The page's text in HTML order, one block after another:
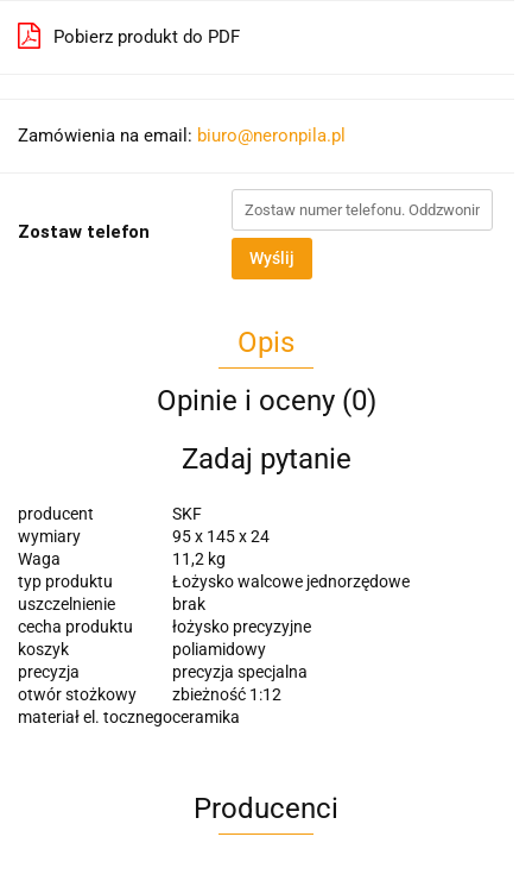
Pobierz produkt do PDF
Zamówienia na email: biuro@neronpila.pl
Zostaw telefon
Wyślij
Opis
Opinie i oceny (0)
Zadaj pytanie
producent
SKF
wymiary
95 x 145 x 24
Waga
11,2 kg
typ produktu
Łożysko walcowe jednorzędowe
uszczelnienie
brak
cecha produktu
łożysko precyzyjne
koszyk
poliamidowy
precyzja
precyzja specjalna
otwór stożkowy
zbieżność 1:12
materiał el. tocznegoceramika
Producenci